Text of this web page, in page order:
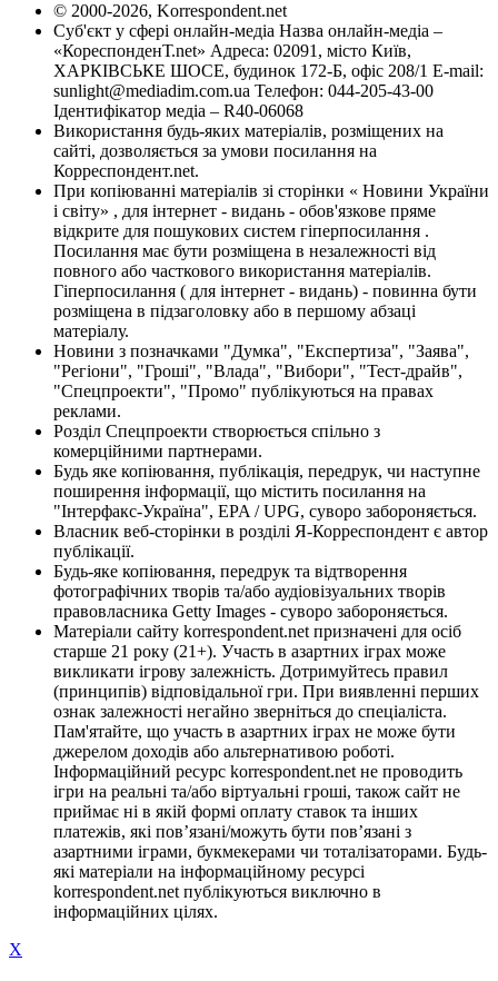
© 2000-2026, Korrespondent.net
Суб'єкт у сфері онлайн-медіа Назва онлайн-медіа –
«КореспонденТ.net» Адреса: 02091, місто Київ,
ХАРКІВСЬКЕ ШОСЕ, будинок 172-Б, офіс 208/1 E-mail:
sunlight@mediadim.com.ua Телефон: 044-205-43-00
Ідентифікатор медіа – R40-06068
Використання будь-яких матеріалів, розміщених на
сайті, дозволяється за умови посилання на
Корреспондент.net.
При копіюванні матеріалів зі сторінки « Новини України
і світу» , для інтернет - видань - обов'язкове пряме
відкрите для пошукових систем гіперпосилання .
Посилання має бути розміщена в незалежності від
повного або часткового використання матеріалів.
Гіперпосилання ( для інтернет - видань) - повинна бути
розміщена в підзаголовку або в першому абзаці
матеріалу.
Новини з позначками "Думка", "Експертиза", "Заява",
"Регіони", "Гроші", "Влада", "Вибори", "Тест-драйв",
"Спецпроекти", "Промо" публікуються на правах
реклами.
Розділ Спецпроекти створюється спільно з
комерційними партнерами.
Будь яке копіювання, публікація, передрук, чи наступне
поширення інформації, що містить посилання на
"Інтерфакс-Україна", EPA / UPG, суворо забороняється.
Власник веб-сторінки в розділі Я-Корреспондент є автор
публікації.
Будь-яке копіювання, передрук та відтворення
фотографічних творів та/або аудіовізуальних творів
правовласника Getty Images - суворо забороняється.
Матеріали сайту korrespondent.net призначені для осіб
старше 21 року (21+). Участь в азартних іграх може
викликати ігрову залежність. Дотримуйтесь правил
(принципів) відповідальної гри. При виявленні перших
ознак залежності негайно зверніться до спеціаліста.
Пам'ятайте, що участь в азартних іграх не може бути
джерелом доходів або альтернативою роботі.
Інформаційний ресурс korrespondent.net не проводить
ігри на реальні та/або віртуальні гроші, також сайт не
приймає ні в якій формі оплату ставок та інших
платежів, які пов’язані/можуть бути пов’язані з
азартними іграми, букмекерами чи тоталізаторами. Будь-
які матеріали на інформаційному ресурсі
korrespondent.net публікуються виключно в
інформаційних цілях.
X